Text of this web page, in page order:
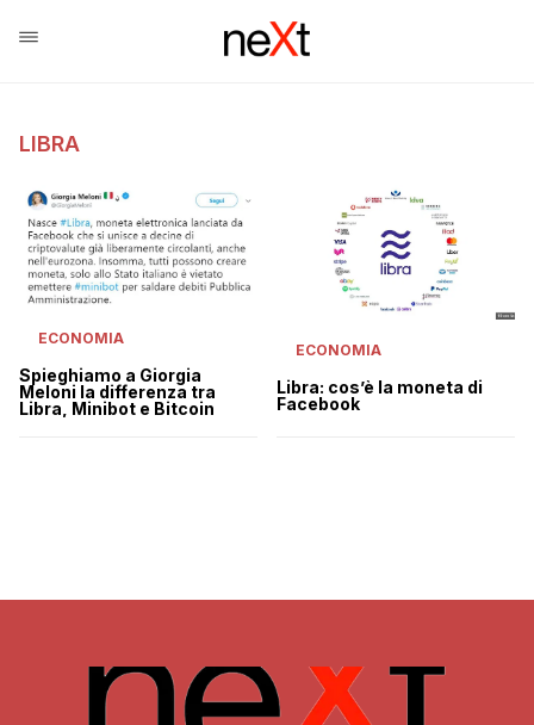
LIBRA
ECONOMIA
Spieghiamo a Giorgia
Meloni la differenza tra
Libra, Minibot e Bitcoin
ECONOMIA
Libra: cos’è la moneta di
Facebook